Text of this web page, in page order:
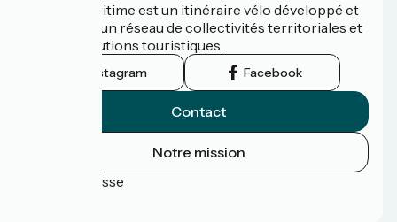
La Vélomaritime est un itinéraire vélo développé et
promu par un réseau de collectivités territoriales et
leurs institutions touristiques.
Instagram Facebook
Contact
Notre mission
Espace Presse